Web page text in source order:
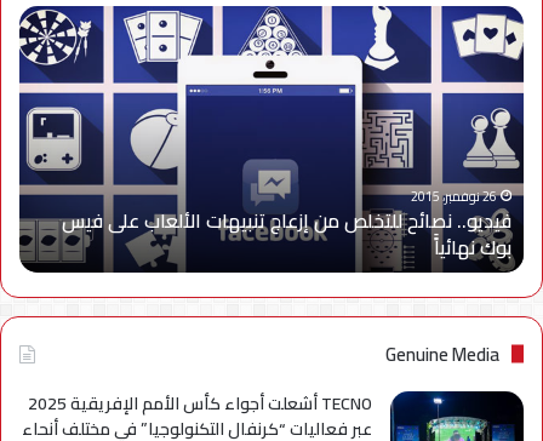
فيديو..
نصائح
للتخلص
من
إزعاج
تنبيهات
الألعاب
على
فيس
بوك
نهائياًَ
26 نوفمبر، 2015
فيديو.. نصائح للتخلص من إزعاج تنبيهات الألعاب على فيس
بوك نهائياًَ
Genuine Media
TECNO أشعلت أجواء كأس الأمم الإفريقية 2025
عبر فعاليات “كرنفال التكنولوجيا” في مختلف أنحاء